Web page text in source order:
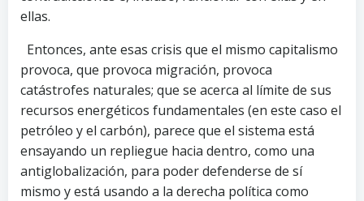
ellas.
Entonces, ante esas crisis que el mismo capitalismo
provoca, que provoca migración, provoca
catástrofes naturales; que se acerca al límite de sus
recursos energéticos fundamentales (en este caso el
petróleo y el carbón), parece que el sistema está
ensayando un repliegue hacia dentro, como una
antiglobalización, para poder defenderse de sí
mismo y está usando a la derecha política como